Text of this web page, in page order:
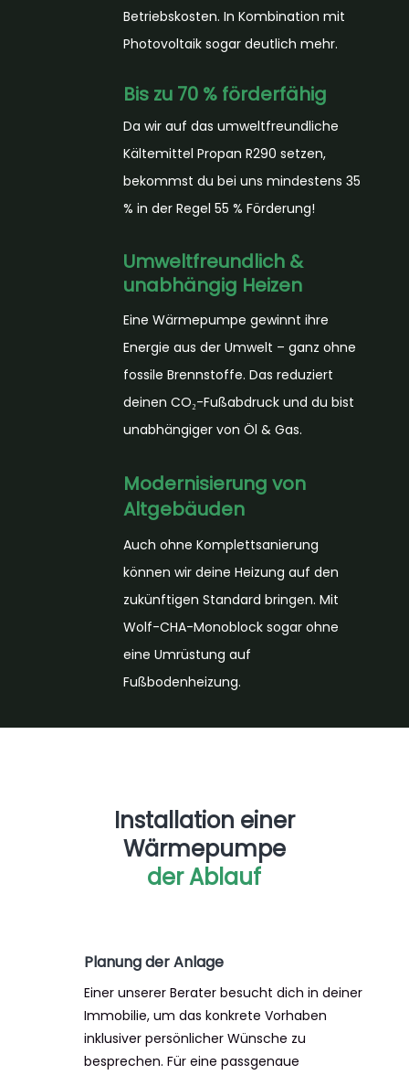
Betriebskosten. In Kombination mit
Photovoltaik sogar deutlich mehr.
Bis zu 70 % förderfähig
Da wir auf das umweltfreundliche
Kältemittel Propan R290 setzen,
bekommst du bei uns mindestens 35
% in der Regel 55 % Förderung!
Umweltfreundlich &
unabhängig Heizen
Eine Wärmepumpe gewinnt ihre
Energie aus der Umwelt – ganz ohne
fossile Brennstoffe. Das reduziert
deinen CO₂-Fußabdruck und du bist
unabhängiger von Öl & Gas.
Modernisierung von
Altgebäuden
Auch ohne Komplettsanierung
können wir deine Heizung auf den
zukünftigen Standard bringen. Mit
Wolf-CHA-Monoblock sogar ohne
eine Umrüstung auf
Fußbodenheizung.
Installation einer
Wärmepumpe
der Ablauf
Planung der Anlage
Einer unserer Berater besucht dich in deiner
Immobilie, um das konkrete Vorhaben
inklusiver persönlicher Wünsche zu
besprechen. Für eine passgenaue